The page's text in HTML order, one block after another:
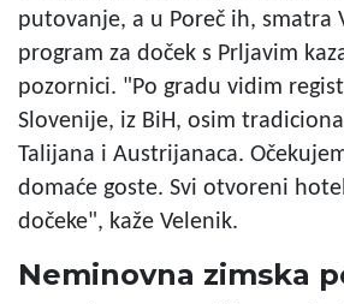
putovanje, a u Poreč ih, smatra
program za doček s Prljavim
pozornici. "Po gradu vidim
Slovenije, iz BiH, osim
Talijana i Austrijanaca.
domaće goste. Svi otvoreni
dočeke", kaže Velenik.
Neminovna zimska